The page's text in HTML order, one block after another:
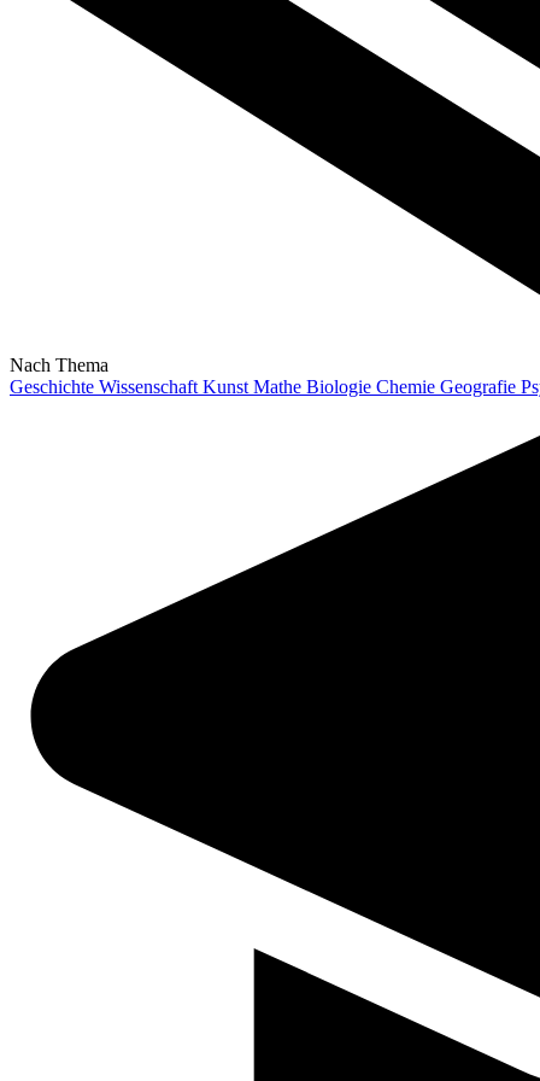
Nach Thema
Geschichte Wissenschaft Kunst Mathe Biologie Chemie Geografie